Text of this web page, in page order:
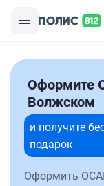
Оформите
Волжском
и получите
подарок
Оформить